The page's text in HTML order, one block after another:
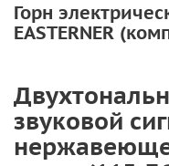
Горн
EASTERNER
звуковой